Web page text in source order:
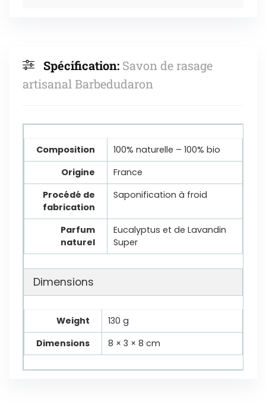
Spécification: Savon de rasage
artisanal Barbedudaron
Composition
100% naturelle – 100% bio
Origine
France
Procédé de
fabrication
Saponification à froid
Parfum
naturel
Eucalyptus et de Lavandin
Super
Dimensions
Weight
130 g
Dimensions
8 × 3 × 8 cm